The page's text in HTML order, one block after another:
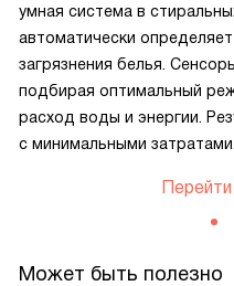
умная система в
автоматически определяет
загрязнения белья.
подбирая оптимальный
расход воды и энергии.
с минимальными затратами.
Перейти
Может быть полезно